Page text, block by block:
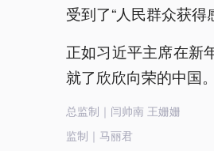
受到了“人民群众获得
正如习近平主席在新
就了欣欣向荣的中国
总监制｜闫帅南 王姗姗
监制｜马丽君